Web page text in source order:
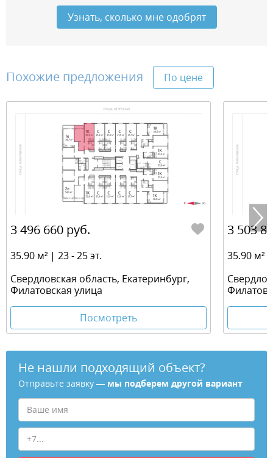
Узнать, сколько мне одобрят
Похожие предложения По цене
3 496 660 руб.
35.90 м² | 23 - 25 эт.
Свердловская область, Екатеринбург,
Филатовская улица
Посмотреть
3 503
35.90 м²
Не нашли подходящий объект?
Отправьте заявку — мы подберем другой вариант